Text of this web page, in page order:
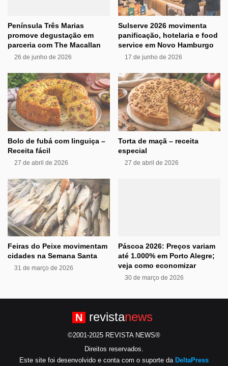
Península Três Marias
promove degustação em
parceria com The Macallan
26 de junho de 2026
Sulserve 2026 movimenta
panificação, hotelaria e food
service em Novo Hamburgo
17 de junho de 2026
Bolo de fubá com linguiça –
Receita fácil
27 de abril de 2026
Torta de maçã – receita
especial
27 de abril de 2026
Feiras do Peixe movimentam
cidades na Semana Santa
31 de março de 2026
Páscoa 2026: Preços variam
até 1.000% em Porto Alegre;
veja como economizar
30 de março de 2026
N revistanews
©2001-2025 REVISTA NEWS®
Direitos reservados.
Este site foi desenvolvido e conta com o suporte da DeltaPress